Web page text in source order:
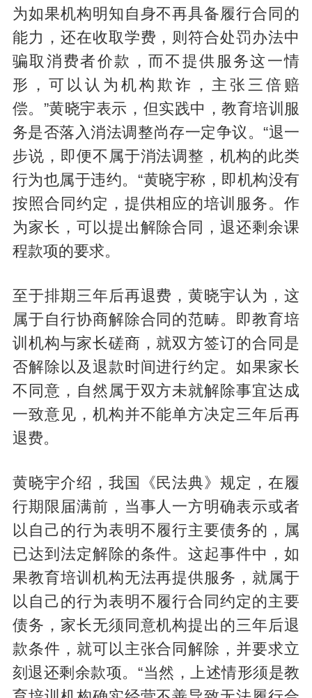
为如果机构明知自身不再具备履行合同的
能力，还在收取学费，则符合处罚办法中
骗取消费者价款，而不提供服务这一情
形，可以认为机构欺诈，主张三倍赔
偿。”黄晓宇表示，但实践中，教育培训服
务是否落入消法调整尚存一定争议。“退一
步说，即便不属于消法调整，机构的此类
行为也属于违约。“黄晓宇称，即机构没有
按照合同约定，提供相应的培训服务。作
为家长，可以提出解除合同，退还剩余课
程款项的要求。
至于排期三年后再退费，黄晓宇认为，这
属于自行协商解除合同的范畴。即教育培
训机构与家长磋商，就双方签订的合同是
否解除以及退款时间进行约定。如果家长
不同意，自然属于双方未就解除事宜达成
一致意见，机构并不能单方决定三年后再
退费。
黄晓宇介绍，我国《民法典》规定，在履
行期限届满前，当事人一方明确表示或者
以自己的行为表明不履行主要债务的，属
已达到法定解除的条件。这起事件中，如
果教育培训机构无法再提供服务，就属于
以自己的行为表明不履行合同约定的主要
债务，家长无须同意机构提出的三年后退
款条件，就可以主张合同解除，并要求立
刻退还剩余款项。“当然，上述情形须是教